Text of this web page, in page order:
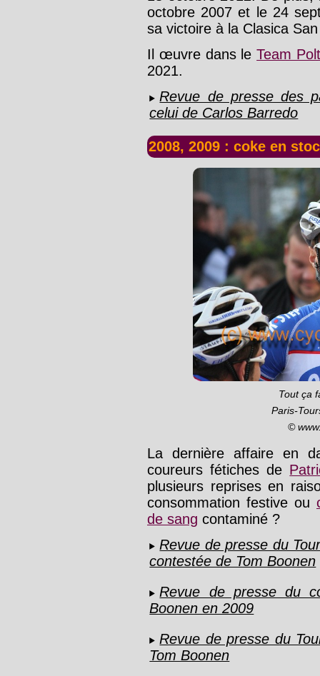
octobre 2007 et le 24
sa victoire à la Clasica
Il œuvre dans leTeam
2021.
Revue de presse des
celui de Carlos Barredo
2008, 2009 : coke en
Tout ça
Paris-
©
La dernière affaire en
coureurs fétiches de
plusieurs reprises en
consommation festive ou
de sang contaminé ?
Revue de presse du
contestée de Tom Boonen
Revue de presse du
Boonen en 2009
Revue de presse du
Tom Boonen